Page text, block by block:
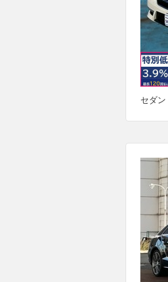
セダン